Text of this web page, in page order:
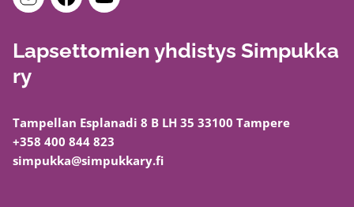
Lapsettomien yhdistys Simpukka
ry
Tampellan Esplanadi 8 B LH 35 33100 Tampere
+358 400 844 823
simpukka@simpukkary.fi